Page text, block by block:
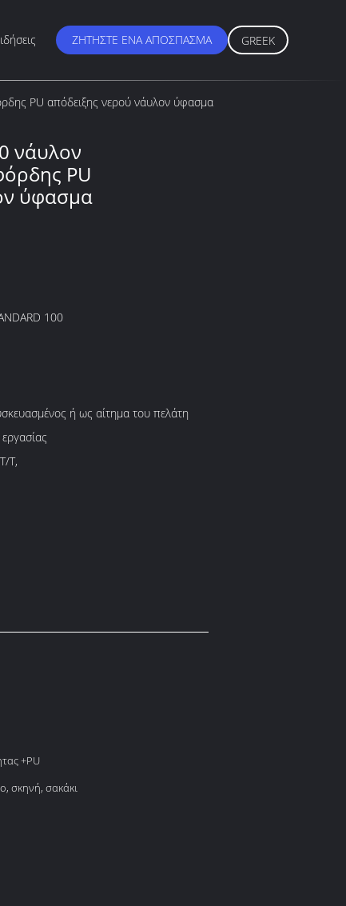
ΖΗΤΉΣΤΕ ΈΝΑ ΑΠΌΣΠΑΣΜΑ GREEK
PU απόδειξης νερού νάυλον ύφασμα
νάυλον
PU
ύφασμα
100
ή ως αίτημα του πελάτη
T,
+PU
σκηνή, σακάκι